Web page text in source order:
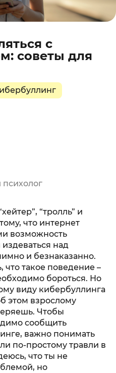
с
советы для
“тролль” и
что интернет
возможность
над
и безнаказанно.
такое поведение –
бороться. Но
виду кибербуллинга
этом взрослому
Чтобы
сообщить
важно понимать
по-простому травли в
что ты не
но
психолог